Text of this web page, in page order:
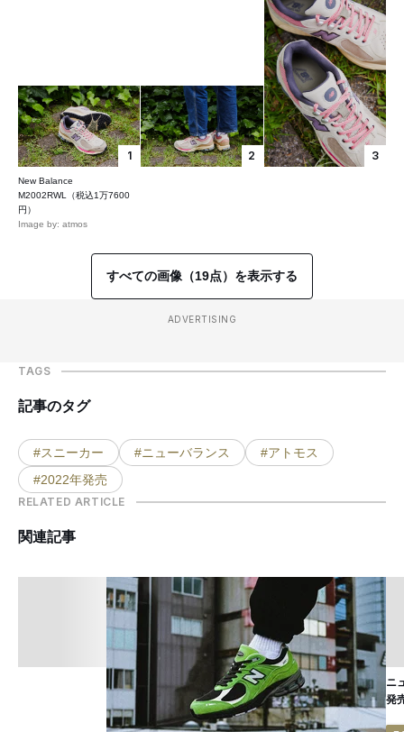
1
New Balance
M2002RWL（税込1万7600
円）
Image by: atmos
2 3
すべての画像（19点）を表示する
ADVERTISING
TAGS
記事のタグ
#スニーカー #ニューバランス
#アトモス
#2022年発売
RELATED ARTICLE
関連記事
ニ
発